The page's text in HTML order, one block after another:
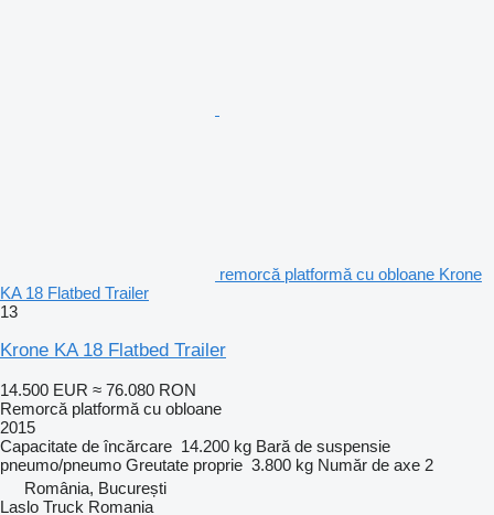
remorcă platformă cu obloane Krone
KA 18 Flatbed Trailer
13
Krone KA 18 Flatbed Trailer
14.500 EUR ≈ 76.080 RON
Remorcă platformă cu obloane
2015
Capacitate de încărcare 14.200 kg Bară de suspensie
pneumo/pneumo Greutate proprie 3.800 kg Număr de axe 2
România, București
Laslo Truck Romania